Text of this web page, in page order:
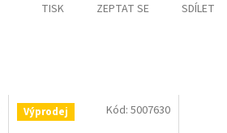
TISK ZEPTAT SE SDÍLET
Výprodej Kód:5007630